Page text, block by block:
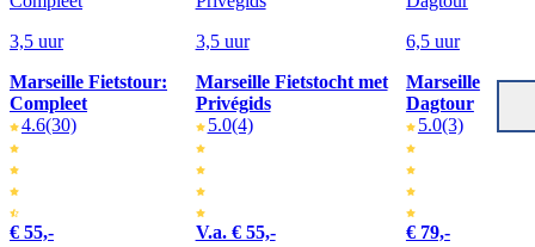
3,5 uur
Marseille Fietstour:
Compleet
4.6(30)
€ 55,-
3,5 uur
Marseille Fietstocht met
Privégids
5.0(4)
V.a. € 55,-
6,5 uur
Marseille
Dagtour
5.0(3)
€ 79,-